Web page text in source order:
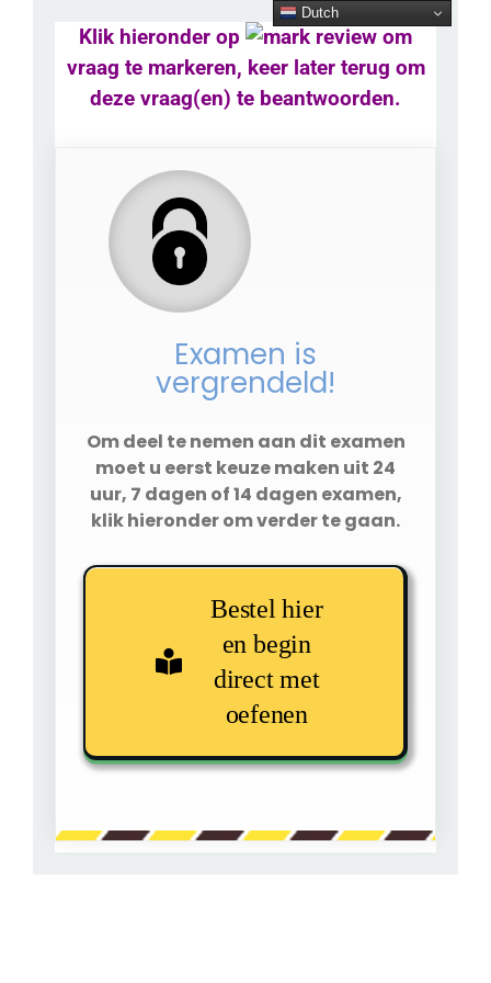
Klik hieronder op
om
vraag te markeren, keer later terug om
deze vraag(en) te beantwoorden.
Examen is
vergrendeld!
Om deel te nemen aan dit examen
moet u eerst keuze maken uit 24
uur, 7 dagen of 14 dagen examen,
klik hieronder om verder te gaan.
Bestel hier
en begin
direct met
oefenen
Dutch